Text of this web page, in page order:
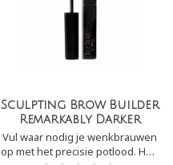
Sculpting Brow Builder
Remarkably Darker
Vul waar nodig je wenkbrauwen
op met het precisie potlood. Heb